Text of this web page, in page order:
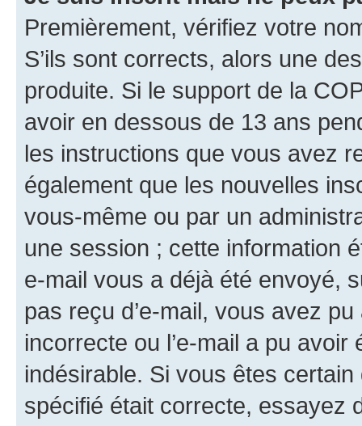
Premièrement, vérifiez votre
S’ils sont corrects, alors une
produite. Si le support de la
avoir en dessous de 13 ans
les instructions que vous avez
également que les nouvelles
vous-même ou par un
une session ; cette information
e-mail vous a déjà été envoyé,
pas reçu d’e-mail, vous avez
incorrecte ou l’e-mail a pu
indésirable. Si vous êtes
spécifié était correcte, essayez